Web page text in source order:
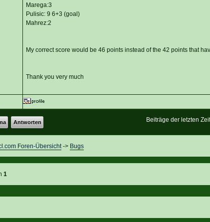
Marega:3
Pulisic: 9 6+3 (goal)
Mahrez:2
My correct score would be 46 points instead of the 42 points that
Thank you very much
Beiträge der letzten
Antworten
Foren-Übersicht-> Bugs
1